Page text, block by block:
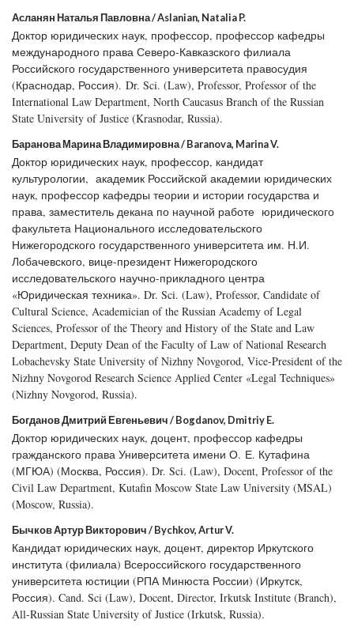
Асланян Наталья Павловна / Aslanian, Natalia P.
Доктор юридических наук, профессор, профессор кафедры
международного права Северо-Кавказского филиала
Российского государственного университета правосудия
(Краснодар, Россия). Dr. Sci. (Law), Professor, Professor of the
International Law Department, North Caucasus Branch of the Russian
State University of Justice (Krasnodar, Russia).
Баранова Марина Владимировна / Baranova, Marina V.
Доктор юридических наук, профессор, кандидат
культурологии, академик Российской академии юридических
наук, профессор кафедры теории и истории государства и
права, заместитель декана по научной работе юридического
факультета Национального исследовательского
Нижегородского государственного университета им. Н.И.
Лобачевского, вице-президент Нижегородского
исследовательского научно-прикладного центра
«Юридическая техника». Dr. Sci. (Law), Professor, Candidate of
Cultural Science, Academician of the Russian Academy of Legal
Sciences, Professor of the Theory and History of the State and Law
Department, Deputy Dean of the Faculty of Law of National Research
Lobachevsky State University of Nizhny Novgorod, Vice-President of the
Nizhny Novgorod Research Science Applied Center «Legal Techniques»
(Nizhny Novgorod, Russia).
Богданов Дмитрий Евгеньевич / Bogdanov, Dmitriy E.
Доктор юридических наук, доцент, профессор кафедры
гражданского права Университета имени О. Е. Кутафина
(МГЮА) (Москва, Россия). Dr. Sci. (Law), Docent, Professor of the
Civil Law Department, Kutafin Moscow State Law University (MSAL)
(Moscow, Russia).
Бычков Артур Викторович / Bychkov, Artur V.
Кандидат юридических наук, доцент, директор Иркутского
института (филиала) Всероссийского государственного
университета юстиции (РПА Минюста России) (Иркутск,
Россия). Cand. Sci (Law), Docent, Director, Irkutsk Institute (Branch),
All-Russian State University of Justice (Irkutsk, Russia).